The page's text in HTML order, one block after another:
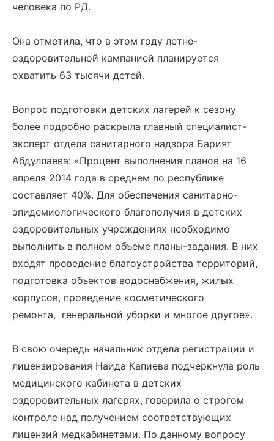
человека по РД.
Она отметила, что в этом году летне-
оздоровительной кампанией планируется
охватить 63 тысячи детей.
Вопрос подготовки детских лагерей к сезону
более подробно раскрыла главный специалист-
эксперт отдела санитарного надзора Барият
Абдуллаева: «Процент выполнения планов на 16
апреля 2014 года в среднем по республике
составляет 40%. Для обеспечения санитарно-
эпидемиологического благополучия в детских
оздоровительных учреждениях необходимо
выполнить в полном объеме планы-задания. В них
входят проведение благоустройства территорий,
подготовка объектов водоснабжения, жилых
корпусов, проведение косметического
ремонта, генеральной уборки и многое другое».
В свою очередь начальник отдела регистрации и
лицензирования Наида Капиева подчеркнула роль
медицинского кабинета в детских
оздоровительных лагерях, говорила о строгом
контроле над получением соответствующих
лицензий медкабинетами. По данному вопросу